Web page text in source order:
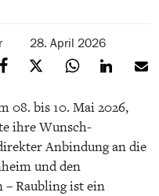
28. April 2026
08. bis 10. Mai 2026,
ihre Wunsch-
Anbindung an die
und den
– Raubling ist ein